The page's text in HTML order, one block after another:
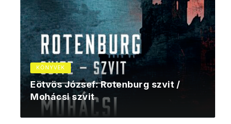
KÖNYVEK
Eötvös József: Rotenburg szvit /
Mohácsi szvit